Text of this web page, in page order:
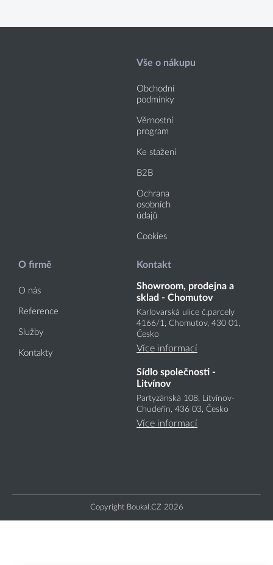
Vše o nákupu
Obchodní
podmínky
Věrnostní
program
Ke stažení
B2B
Ochrana
osobních
údajů
Cookies
O firmě
O nás
Reference
Služby
Kontakty
Kontakt
Showroom, prodejna a
sklad - Chomutov
Karlovarská ulice č.parcely
4166/1, Chomutov, 430 01,
Česko
Více informací
Sídlo společnosti -
Litvínov
Partyzánská 108, Litvínov-
Chudeřín, 436 03, Česko
Více informací
Copyright Boukal.CZ 2026